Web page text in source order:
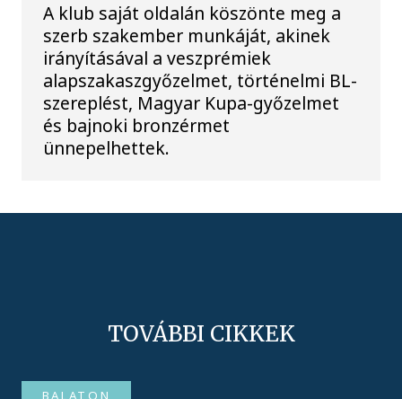
A klub saját oldalán köszönte meg a
szerb szakember munkáját, akinek
irányításával a veszprémiek
alapszakaszgyőzelmet, történelmi BL-
szereplést, Magyar Kupa-győzelmet
és bajnoki bronzérmet
ünnepelhettek.
TOVÁBBI CIKKEK
BALATON